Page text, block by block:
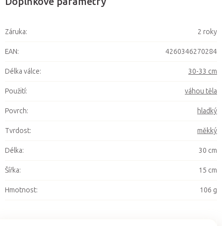
Záruka: 2 roky
EAN: 4260346270284
Délka válce: 30-33 cm
Použití: váhou těla
Povrch: hladký
Tvrdost: měkký
Délka: 30 cm
Šířka: 15 cm
Hmotnost: 106 g